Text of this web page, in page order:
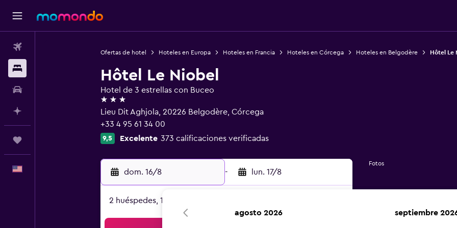
Ofertas de hotel Hoteles en Europa Hoteles en Francia Hoteles en Córcega Hoteles en Belgodère Hôtel Le
Hôtel Le Niobel
Hotel de 3 estrellas con Buceo
3 estrellas
Lieu Dit Aghjola, 20226 Belgodère, Córcega
+33 4 95 61 34 00
9,5 Excelente 373 calificaciones verificadas
dom. 16/8 - lun. 17/8
2 huéspedes, 1 habitación
Fotos
agosto 2026 septiembre